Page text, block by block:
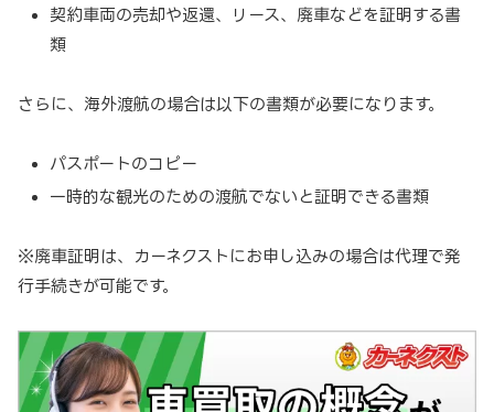
契約車両の売却や返還、リース、廃車などを証明する書
類
さらに、海外渡航の場合は以下の書類が必要になります。
パスポートのコピー
一時的な観光のための渡航でないと証明できる書類
※廃車証明は、カーネクストにお申し込みの場合は代理で発
行手続きが可能です。